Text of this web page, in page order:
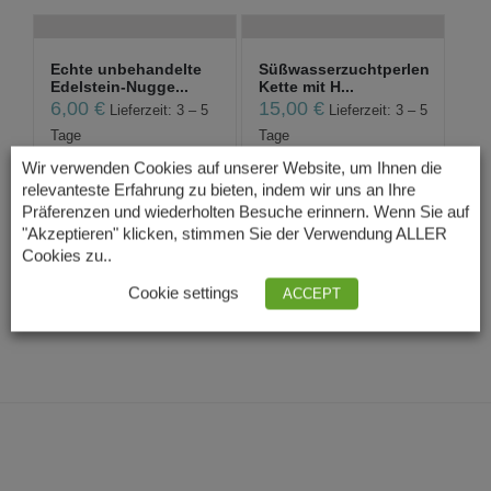
Echte unbehandelte
Edelstein-Nugge...
6,00 €
Lieferzeit: 3 – 5
Tage
Süßwasserzuchtperlen
Kette mit H...
15,00€
Lieferzeit: 3 – 5
Tage
Vergoldete Kette mit
Emaille Anhä...
32,00€
Wir verwenden Cookies auf unserer Website, um Ihnen die
relevanteste Erfahrung zu bieten, indem wir uns an Ihre
Präferenzen und wiederholten Besuche erinnern. Wenn Sie auf
"Akzeptieren" klicken, stimmen Sie der Verwendung ALLER
Cookies zu..
Cookie settings ACCEPT